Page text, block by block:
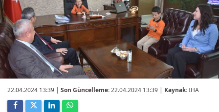
22.04.2024 13:39 | Son Güncelleme:22.04.2024 13:39 | Kaynak:İHA